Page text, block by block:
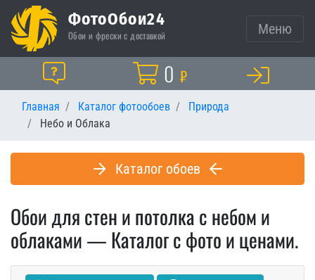
ФотоОбои24
Обои и фрески с доставкой Меню
Помощь Корзина
0 ₽
Главная Каталог фотообоев
Природа
Небо и Облака
Каталог обоев
Обои для стен и потолка с небом и
облаками — Каталог с фото и ценами.